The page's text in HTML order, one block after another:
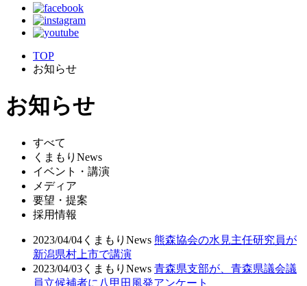
TOP
お知らせ
お知らせ
すべて
くまもりNews
イベント・講演
メディア
要望・提案
採用情報
2023/04/04 くまもりNews 熊森協会の水見主任研究員が
新潟県村上市で講演
2023/04/03 くまもりNews 青森県支部が、青森県議会議
員立候補者に八甲田風発アンケート